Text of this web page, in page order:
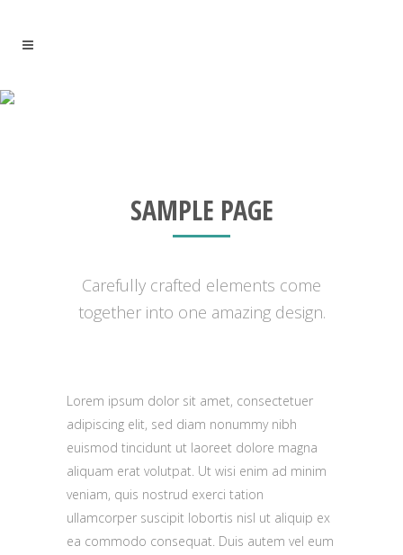
SAMPLE PAGE
Carefully crafted elements come
together into one amazing design.
Lorem ipsum dolor sit amet, consectetuer
adipiscing elit, sed diam nonummy nibh
euismod tincidunt ut laoreet dolore magna
aliquam erat volutpat. Ut wisi enim ad minim
veniam, quis nostrud exerci tation
ullamcorper suscipit lobortis nisl ut aliquip ex
ea commodo consequat. Duis autem vel eum